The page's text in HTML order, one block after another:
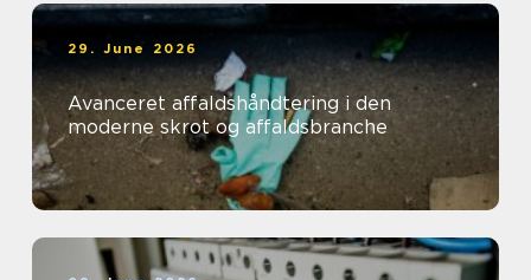
29. June 2026
Avanceret affaldshåndtering i den
moderne skrot og affaldsbranche